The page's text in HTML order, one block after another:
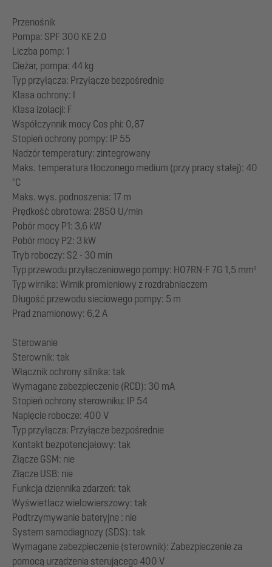
Przenośnik
Pompa: SPF 300 KE 2.0
Liczba pomp: 1
Ciężar, pompa: 44 kg
Typ przyłącza: Przyłącze bezpośrednie
Klasa ochrony: I
Klasa izolacji: F
Współczynnik mocy Cos phi: 0,87
Stopień ochrony pompy: IP 55
Nadzór temperatury: zintegrowany
Maks. temperatura tłoczonego medium (przy pracy stałej): 40
°C
Maks. wys. podnoszenia: 17 m
Prędkość obrotowa: 2850 U/min
Pobór mocy P1: 3,6 kW
Pobór mocy P2: 3 kW
Tryb roboczy: S2 - 30 min
Typ przewodu przyłączeniowego pompy: H07RN-F 7G 1,5 mm²
Typ wirnika: Wirnik promieniowy z rozdrabniaczem
Długość przewodu sieciowego pompy: 5 m
Prąd znamionowy: 6,2 A
Sterowanie
Sterownik: tak
Włącznik ochrony silnika: tak
Wymagane zabezpieczenie (RCD): 30 mA
Stopień ochrony sterowniku: IP 54
Napięcie robocze: 400 V
Typ przyłącza: Przyłącze bezpośrednie
Kontakt bezpotencjałowy: tak
Złącze GSM: nie
Złącze USB: nie
Funkcja dziennika zdarzeń: tak
Wyświetlacz wielowierszowy: tak
Podtrzymywanie bateryjne : nie
System samodiagnozy (SDS): tak
Wymagane zabezpieczenie (sterownik): Zabezpieczenie za
pomocą urządzenia sterującego 400 V